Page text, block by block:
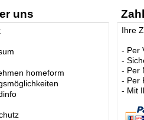
uns
homeform
Ihre
- Per
-
- Per
- Per
- Mit